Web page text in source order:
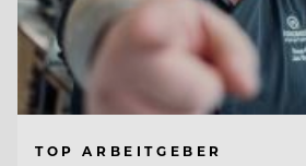
TOP ARBEITGEBER